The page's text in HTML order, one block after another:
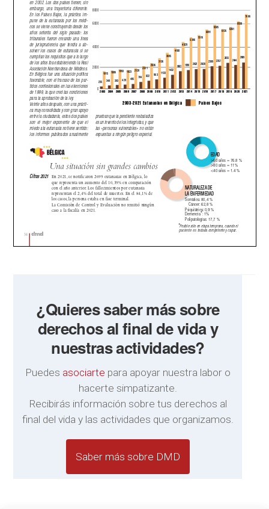
¿Quieres saber más sobre
derechos al final de vida y
nuestras actividades?
Puedes asociarte para apoyar nuestra labor o
hacerte simpatizante.
Recibirás información sobre tus derechos al
final del vida y las actividades que organizamos.
Saber más sobre DMD